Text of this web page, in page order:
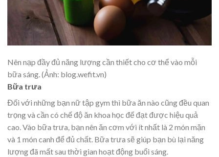
Nên nạp đầy đủ năng lượng cần thiết cho cơ thể vào mỗi
bữa sáng. (Ảnh: blog.wefit.vn)
Bữa trưa
Đối với những bạn nữ tập gym thì bữa ăn nào cũng đều quan
trọng và cần có chế độ ăn khoa học để đạt được hiệu quả
cao. Vào bữa trưa, bạn nên ăn cơm với ít nhất là 2 món mặn
và 1 món canh để đủ chất. Bữa trưa sẽ giúp bạn bù lại năng
lượng đã mất sau thời gian hoạt động buổi sáng.